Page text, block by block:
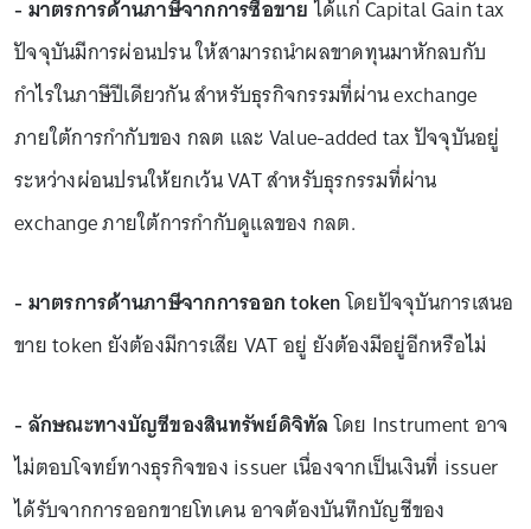
- มาตรการด้านภาษีจากการซื้อขายได้แก่ Capital Gain tax
ปัจจุบันมีการผ่อนปรน ให้สามารถนำผลขาดทุนมาหักลบกับ
กำไรในภาษีปีเดียวกัน สำหรับธุรกิจกรรมที่ผ่าน exchange
ภายใต้การกำกับของ กลต และ Value-added tax ปัจจุบันอยู่
ระหว่างผ่อนปรนให้ยกเว้น VAT สำหรับธุรกรรมที่ผ่าน
exchange ภายใต้การกำกับดูแลของ กลต.
- มาตรการด้านภาษีจากการออก tokenโดยปัจจุบันการเสนอ
ขาย token ยังต้องมีการเสีย VAT อยู่ ยังต้องมีอยู่อีกหรือไม่
- ลักษณะทางบัญชีของสินทรัพย์ดิจิทัลโดย Instrument อาจ
ไม่ตอบโจทย์ทางธุรกิจของ issuer เนื่องจากเป็นเงินที่ issuer
ได้รับจากการออกขายโทเคน อาจต้องบันทึกบัญชีของ